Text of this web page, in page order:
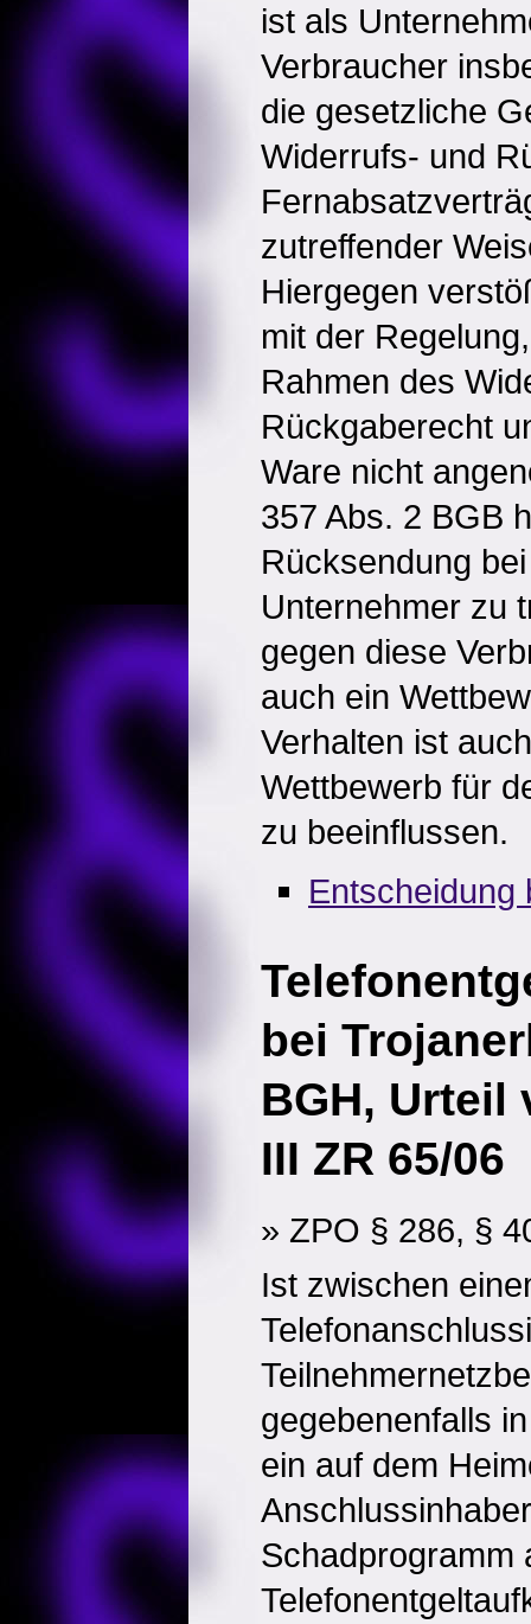
ist als
Verbraucher
die gesetzliche
Widerrufs- und
zutreffender
Hiergegen
mit der
Rahmen des
Rückgaberecht
Ware nicht
357 Abs. 2 BGB
Rücksendung
Unternehmer zu
gegen diese
auch ein
Verhalten ist
Wettbewerb für
zu beeinflussen.
Entscheidung
bei
BGH, Urteil
III ZR 65/06
» ZPO § 286, §
Ist zwischen
gegebenenfalls
ein auf dem
Schadprogramm